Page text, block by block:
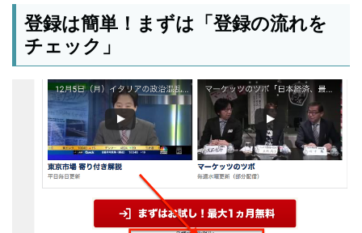
登録は簡単！まずは「登録の流れを
チェック」